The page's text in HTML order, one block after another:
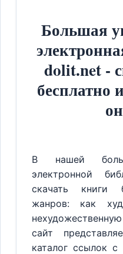
Большая
dolit.net -
бесплатно
В нашей
электронной
скачать книги
жанров: как
сайт
каталог ссылок